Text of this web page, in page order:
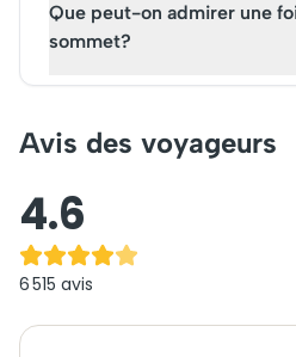
Que peut-on admirer une
sommet?
Avis des voyageurs
4.6
6 515 avis